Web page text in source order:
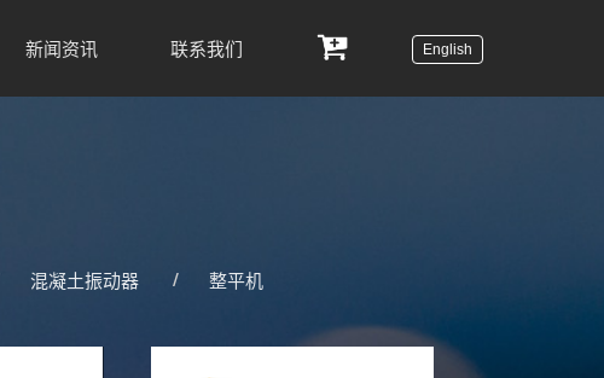
新闻资讯 联系我们 English
混凝土振动器 整平机